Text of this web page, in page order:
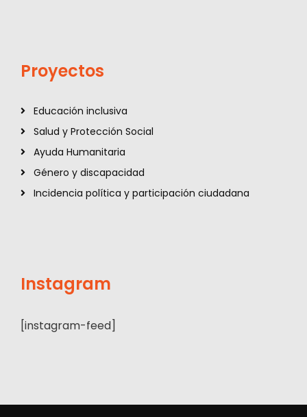
Proyectos
Educación inclusiva
Salud y Protección Social
Ayuda Humanitaria
Género y discapacidad
Incidencia política y participación ciudadana
Instagram
[instagram-feed]